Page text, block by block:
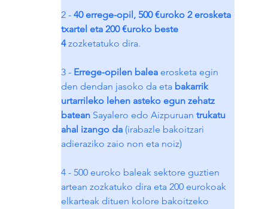
2 - 40 errege-opil, 500 €uroko 2 erosketa
txartel eta 200 €uroko beste
4 zozketatuko dira.
3 - Errege-opilen balea erosketa egin
den dendan jasoko da eta bakarrik
urtarrileko lehen asteko egun zehatz
batean Sayalero edo Aizpuruan trukatu
ahal izango da (irabazle bakoitzari
adieraziko zaio non eta noiz)
4 - 500 euroko baleak sektore guztien
artean zozkatuko dira eta 200 eurokoak
elkarteak dituen kolore bakoitzeko